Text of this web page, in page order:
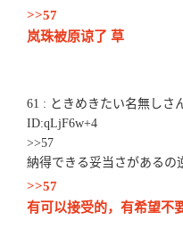
>>57
岚珠被原谅了 草
61 : ときめきたい名無しさ
ID:qLjF6w+4
>>57
納得できる妥当さがあるの
>>57
有可以接受的，有希望不